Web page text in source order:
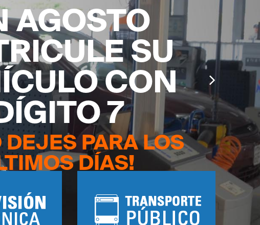
AGOSTO
SU
CON
7
DEJES PARA LOS
DÍAS!